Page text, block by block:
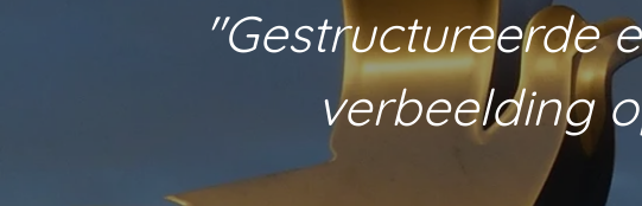
"Gestructureerde
verbeelding